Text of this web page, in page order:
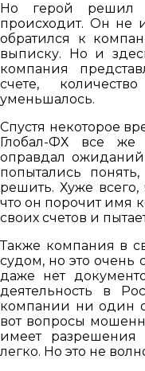
Но герой решил
происходит. Он не
обратился к
выписку. Но и
компания
счете,
уменьшалось.
Спустя некоторое
Глобал-ФХ все
оправдал
попытались
решить. Хуже
что он порочит имя
своих счетов и
Также компания в
судом, но это очень
даже нет
деятельность в
компании ни один
вот вопросы
имеет разрешения
легко. Но это не